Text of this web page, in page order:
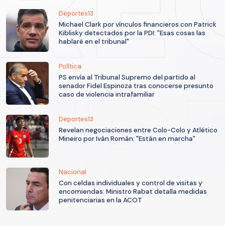
Deportes13
Michael Clark por vínculos financieros con Patrick
Kiblisky detectados por la PDI: "Esas cosas las
hablaré en el tribunal"
Política
PS envía al Tribunal Supremo del partido al
senador Fidel Espinoza tras conocerse presunto
caso de violencia intrafamiliar
Deportes13
Revelan negociaciones entre Colo-Colo y Atlético
Mineiro por Iván Román: "Están en marcha"
Nacional
Con celdas individuales y control de visitas y
encomiendas: Ministro Rabat detalla medidas
penitenciarias en la ACOT